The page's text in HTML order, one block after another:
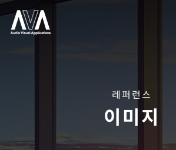
레퍼런스
이미지